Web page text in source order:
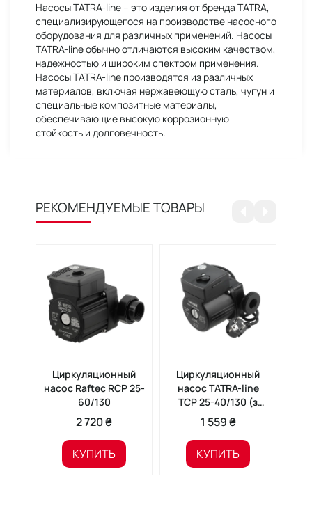
Насосы TATRA-line – это изделия от бренда TATRA,
специализирующегося на производстве насосного
оборудования для различных применений. Насосы
TATRA-line обычно отличаются высоким качеством,
надежностью и широким спектром применения.
Насосы TATRA-line производятся из различных
материалов, включая нержавеющую сталь, чугун и
специальные композитные материалы,
обеспечивающие высокую коррозионную
стойкость и долговечность.
РЕКОМЕНДУЕМЫЕ ТОВАРЫ
Циркуляционный
насос Raftec RCP 25-
60/130
2 720 ₴
КУПИТЬ
Циркуляционный
насос TATRA-line
TCP 25-40/130 (з
кабелем)
1 559 ₴
КУПИТЬ